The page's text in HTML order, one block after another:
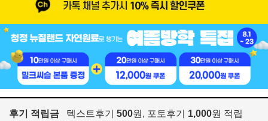
후기 적립금 텍스트후기 500원, 포토후기 1,000원 적립